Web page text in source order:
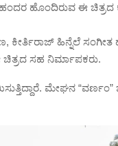
ಹೊಂದಿರುವ ಈ
ಕೀರ್ತಿರಾಜ್ ಹಿನ್ನೆಲೆ
ಸಹ ನಿರ್ಮಾಪಕರು.
ಮೇಘನ